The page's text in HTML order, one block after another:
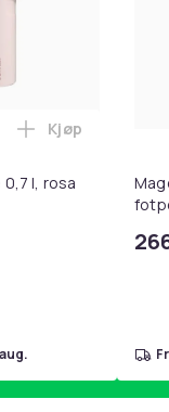
I/II, QC25,
l, rosa
Legg Stanley
Kjøp